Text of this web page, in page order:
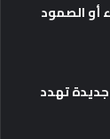
أو الصمود
تهدد